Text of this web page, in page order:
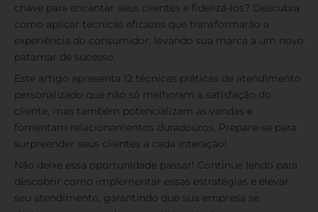
chave para encantar seus clientes e fidelizá-los? Descubra
como aplicar técnicas eficazes que transformarão a
experiência do consumidor, levando sua marca a um novo
patamar de sucesso.
Este artigo apresenta 12 técnicas práticas de atendimento
personalizado que não só melhoram a satisfação do
cliente, mas também potencializam as vendas e
fomentam relacionamentos duradouros. Prepare-se para
surpreender seus clientes a cada interação!
Não deixe essa oportunidade passar! Continue lendo para
descobrir como implementar essas estratégias e elevar
seu atendimento, garantindo que sua empresa se